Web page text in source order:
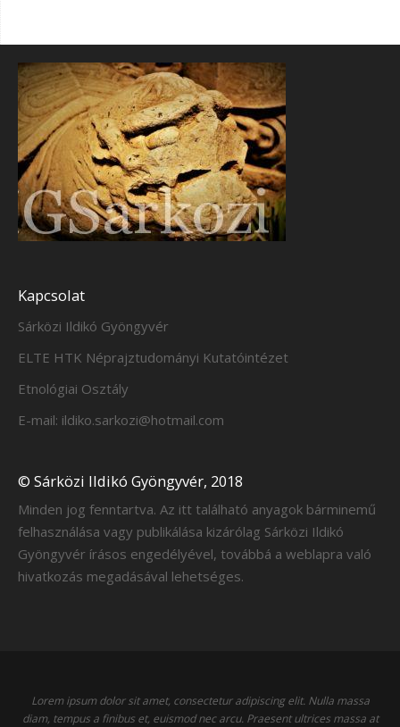
Kapcsolat
Sárközi Ildikó Gyöngyvér
ELTE HTK Néprajztudományi Kutatóintézet
Etnológiai Osztály
E-mail: ildiko.sarkozi@hotmail.com
© Sárközi Ildikó Gyöngyvér, 2018
Minden jog fenntartva. Az itt található anyagok bárminemű
felhasználása vagy publikálása kizárólag Sárközi Ildikó
Gyöngyvér írásos engedélyével, továbbá a weblapra való
hivatkozás megadásával lehetséges.
Lorem ipsum dolor sit amet, consectetur adipiscing elit. Nulla massa
diam, tempus a finibus et, euismod nec arcu. Praesent ultrices massa at